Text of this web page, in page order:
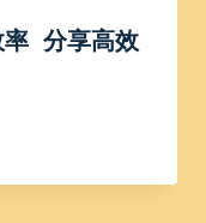
分享高效